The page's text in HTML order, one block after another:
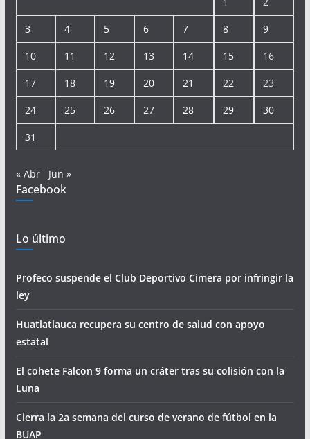
3 4 5 6 7 8 9
10 11 12 13 14 15 16
17 18 19 20 21 22 23
24 25 26 27 28 29 30
31
« Abr Jun »
Facebook
Lo último
Profeco suspende el Club Deportivo Cimera por infringir la
ley
Huatlatlauca recupera su centro de salud con apoyo
estatal
El cohete Falcon 9 forma un cráter tras su colisión con la
Luna
Cierra la 2a semana del curso de verano de fútbol en la
BUAP